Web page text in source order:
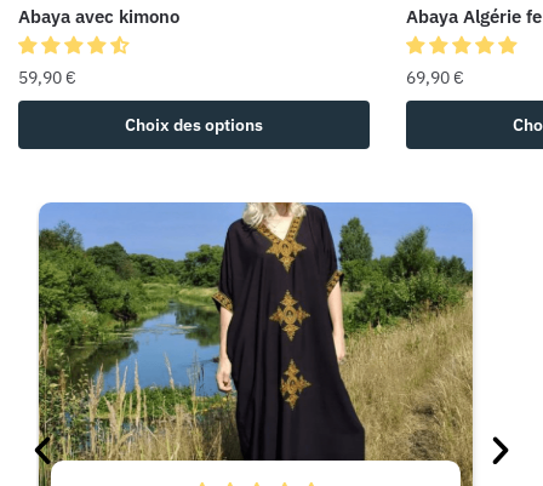
Abaya avec kimono
59,90€
Choix des options
Abaya Algérie
69,90€